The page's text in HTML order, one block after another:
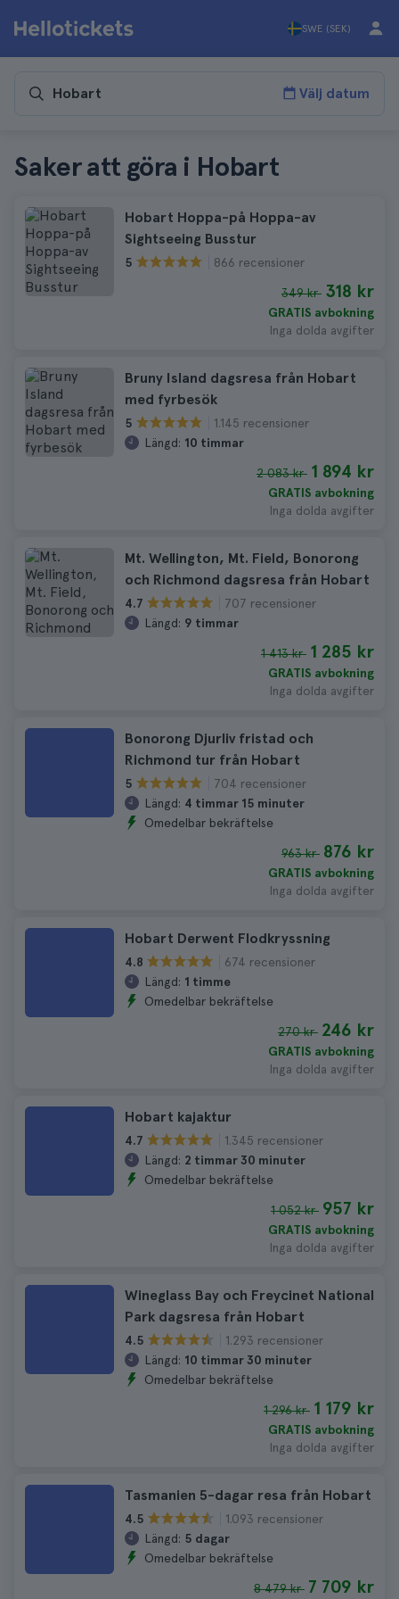
SWE (SEK)
Välj datum
Saker att göra i Hobart
Hobart Hoppa-på Hoppa-av
Sightseeing Busstur
5 866 recensioner
349 kr 318 kr
GRATIS avbokning
Inga dolda avgifter
Bruny Island dagsresa från Hobart
med fyrbesök
5
1.145 recensioner
Längd: 10 timmar
2 083 kr 1 894 kr
GRATIS avbokning
Inga dolda avgifter
Mt. Wellington, Mt. Field, Bonorong
och Richmond dagsresa från Hobart
4.7
707 recensioner
Längd: 9 timmar
1 413 kr 1 285 kr
GRATIS avbokning
Inga dolda avgifter
Bonorong Djurliv fristad och
Richmond tur från Hobart
5
704 recensioner
Längd: 4 timmar 15 minuter
Omedelbar bekräftelse
963 kr 876 kr
GRATIS avbokning
Inga dolda avgifter
Hobart Derwent Flodkryssning
4.8
674 recensioner
Längd: 1 timme
Omedelbar bekräftelse
270 kr 246 kr
GRATIS avbokning
Inga dolda avgifter
Hobart kajaktur
4.7
1.345 recensioner
Längd: 2 timmar 30 minuter
Omedelbar bekräftelse
1 052 kr 957 kr
GRATIS avbokning
Inga dolda avgifter
Wineglass Bay och Freycinet National
Park dagsresa från Hobart
4.5
1.293 recensioner
Längd: 10 timmar 30 minuter
Omedelbar bekräftelse
1 296 kr 1 179 kr
GRATIS avbokning
Inga dolda avgifter
Tasmanien 5-dagar resa från Hobart
4.5
1.093 recensioner
Längd: 5 dagar
Omedelbar bekräftelse
8 479 kr 7 709 kr